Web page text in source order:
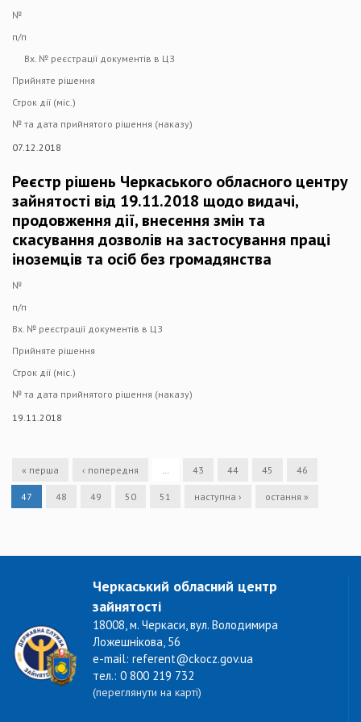
№
п/п
Вх. № реєстрації документів в ЦЗ
Прийняте рішення
Строк дії (міс.)
№ та дата прийнятого рішення (наказу)
07.12.2018
Реєстр рішень Черкаського обласного центру
зайнятості від 19.11.2018 щодо видачі,
продовження дії, внесення змін та
скасування дозволів на застосування праці
іноземців та осіб без громадянства
№
п/п
Вх. № реєстрації документів в ЦЗ
Прийняте рішення
Строк дії (міс.)
№ та дата прийнятого рішення (наказу)
19.11.2018
« перша ‹ попередня … 43 44 45 46
47 48 49 50 51 наступна › остання »
Черкаський обласний центр
зайнятості
18008, м. Черкаси, вул. Володимира
Ложешнікова, 56
e-mail: referent@ckocz.gov.ua
тел.: 0 800 219 732
(переглянути на карті)